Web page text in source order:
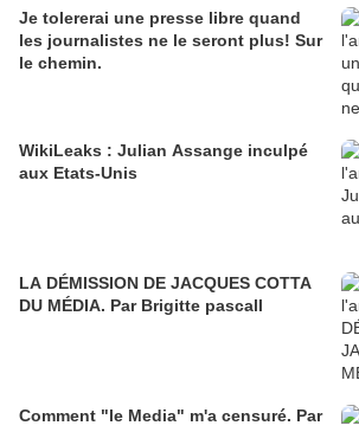
Je tolererai une presse libre quand
les journalistes ne le seront plus! Sur
le chemin.
WikiLeaks : Julian Assange inculpé
aux Etats-Unis
LA DÉMISSION DE JACQUES COTTA
DU MÉDIA. Par Brigitte pascall
Comment "le Media" m'a censuré. Par